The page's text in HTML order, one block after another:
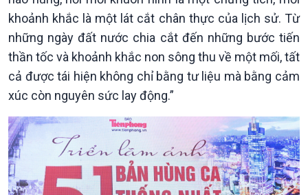
khoảnh khắc là một lát cắt chân thực của lịch sử. Từ
những ngày đất nước chia cắt đến những bước tiến
thần tốc và khoảnh khắc non sông thu về một mối, tất
cả được tái hiện không chỉ bằng tư liệu mà bằng cảm
xúc còn nguyên sức lay động.”